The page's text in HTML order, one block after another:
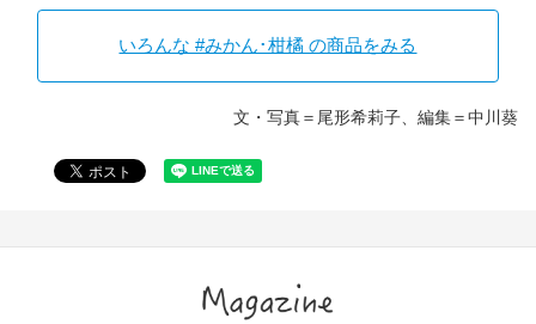
いろんな #みかん･柑橘 の商品をみる
文・写真＝尾形希莉子、編集＝中川葵